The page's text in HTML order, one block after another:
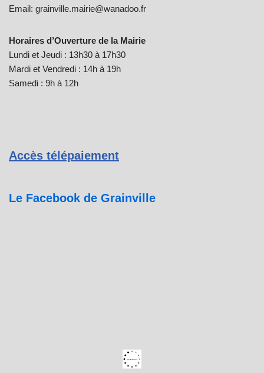
Email: grainville.mairie@wanadoo.fr
Horaires d’Ouverture de la Mairie
Lundi et Jeudi : 13h30 à 17h30
Mardi et Vendredi : 14h à 19h
Samedi : 9h à 12h
Accès télépaiement
Le Facebook de Grainville